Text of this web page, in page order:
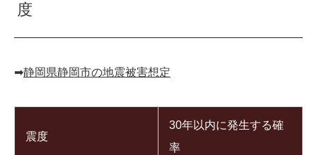
度
➡︎静岡県静岡市の地震被害想定
震度
30年以内に発生する確
率